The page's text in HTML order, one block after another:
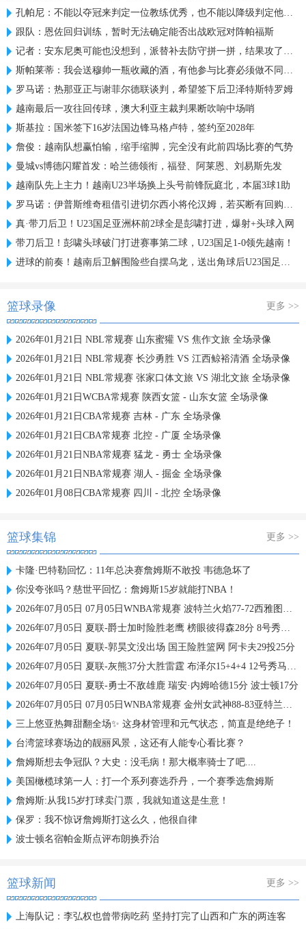
孔帕尼：不能以夺冠来判定一位教练优秀，也不能以降级判定他糟糕
跟队：恩佐回归训练，暂时无法确定能否出战欧冠对阵帕福斯
记者：安东尼奥可能也没想到，派替补去防守拼一拼，结果攻了半场
斯帕莱蒂：我会送穆帅一瓶收藏的酒，有他参与比赛必须做不同准备
罗马诺：热那亚正与谢菲尔德联谈判，希望签下后卫泽特斯特罗姆
越南最后一攻往回传球，澳大利亚主裁判果断吹响中场哨
斯基拉：国米签下16岁法国边锋马格卢特，签约至2028年
詹俊：越南队想赢怕输，缩手缩脚，完全没有此前四场比赛的气势
曼城vs博德闪耀首发：哈兰德领衔，福登、阿莱恩、刘易斯先发
越南队先上主力！越南U23半场换上头号前锋阮庭北，本届3球1助
罗马诺：伊普斯维奇租借引进切尔西小将伦汉姆，若买断有回购条款
真·带刀后卫！U23国足亚洲杯前2球全是彭啸打进，爆射+头球入网
带刀后卫！彭啸头球破门打进赛事第二球，U23国足1-0领先越南！
进球的前奏！越南后卫解围险些自摆乌龙，送出角球后U23国足破门
篮球录像 更多 >>
2026年01月21日 NBL常规赛 山东蜜獾 VS 焦作文旅 全场录像
2026年01月21日 NBL常规赛 长沙勇胜 VS 江西鲸裕清酒 全场录像
2026年01月21日 NBL常规赛 张家口体文旅 VS 湖北文旅 全场录像
2026年01月21日WCBA常规赛 陕西女篮 - 山东女篮 全场录像
2026年01月21日CBA常规赛 吉林 - 广东 全场录像
2026年01月21日CBA常规赛 北控 - 广厦 全场录像
2026年01月21日NBA常规赛 猛龙 - 勇士 全场录像
2026年01月21日NBA常规赛 湖人 - 掘金 全场录像
2026年01月08日CBA常规赛 四川 - 北控 全场录像
篮球集锦 更多 >>
卡隆·巴特勒回忆：11年总决赛詹姆斯不敢投 韦德急坏了
你没夸张吗？慈世平回忆：詹姆斯15岁就能打NBA！
2026年07月05日 07月05日WNBA常规赛 波特兰火焰77-72西雅图风暴 全场集锦
2026年07月05日 夏联-爵士加时险胜老鹰 榜眼彼得森28分 8号秀弗莱明斯16中4
2026年07月05日 夏联-郭昊文没出场 国王险胜篮网 阿卡夫29投25分
2026年07月05日 夏联-灰熊37分大胜雷霆 布泽尔15+4+4 12号秀马拉10分4助2帽
2026年07月05日 夏联-勇士不敌雄鹿 瑞安·内姆哈德15分 波士顿17分
2026年07月05日 07月05日WNBA常规赛 金州女武神88-83亚特兰大梦想 全场集锦
三上悠亚热舞甜翻全场✨ 这身材管理和元气状态，简直是绝绝子！
台湾篮球赛场边的靓丽风景，这还有人能专心看比赛？
詹姆斯想去争冠队？大史：没毛病！那大概率骑士了吧....
美国橄榄球第一人：打一个系列赛选乔丹，一个赛季选詹姆斯
詹姆斯:从我15岁打球卖门票，我就知道这是生意！
保罗：我不惊讶詹姆斯打这么久，他很自律
波士顿名宿帕金斯点评布朗换乔治
篮球新闻 更多 >>
上海队记：李弘权也曾带病吃药 坚持打完了山西和广东的两连客